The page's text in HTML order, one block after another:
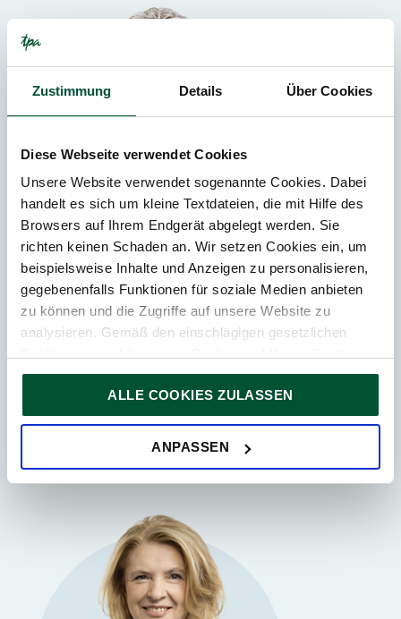
Zustimmung Details Über Cookies
Diese Webseite verwendet Cookies
Unsere Website verwendet sogenannte Cookies. Dabei
handelt es sich um kleine Textdateien, die mit Hilfe des
Browsers auf Ihrem Endgerät abgelegt werden. Sie
richten keinen Schaden an. Wir setzen Cookies ein, um
beispielsweise Inhalte und Anzeigen zu personalisieren,
gegebenenfalls Funktionen für soziale Medien anbieten
zu können und die Zugriffe auf unsere Website zu
analysieren. Gemäß den einschlägigen gesetzlichen
speichern, wenn diese für den Betrieb unserer Website
unbedingt notwendig sind. Für alle anderen Cookie-Typen
ersuchen wir um Ihre Einwilligung.
Sie können Ihre Einwilligung jederzeit in der
ALLE COOKIES ZULASSEN
ANPASSEN
Karin Fuhrmann
Steuerberaterin
Gesellschafterin TPA Österreich